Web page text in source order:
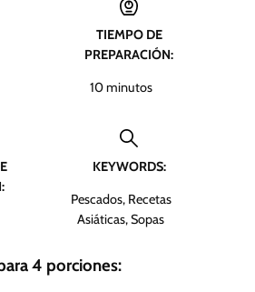
TIEMPO DE
PREPARACIÓN:
10m
t
s
minutos
KEYWORDS:
Pescados, Recetas
Asiáticas, Sopas
4 porciones: